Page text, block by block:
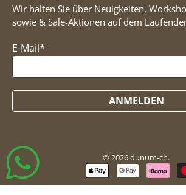
Wir halten Sie über Neuigkeiten,
sowie & Sale-Aktionen auf dem
E-Mail*
ANMELDEN
© 2026dunum-ch.